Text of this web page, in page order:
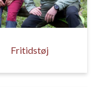
Fritidstøj